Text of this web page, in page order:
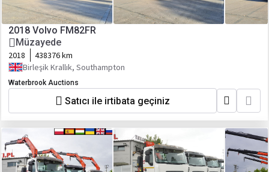
2018 Volvo FM82FR
Müzayede
2018
438376 km
Birleşik Krallık, Southampton
Waterbrook Auctions
Satıcı ile irtibata geçiniz